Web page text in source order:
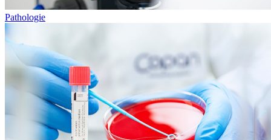
Pathologie